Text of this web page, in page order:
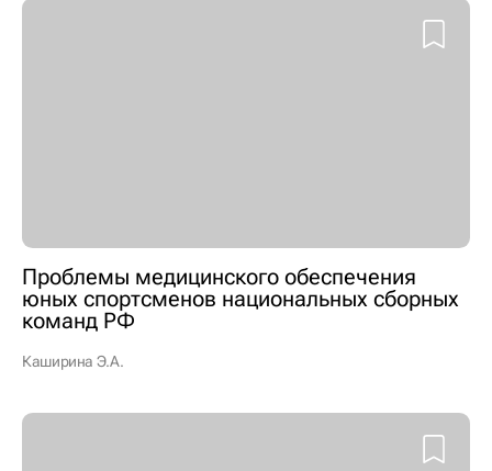
Проблемы медицинского обеспечения
юных спортсменов национальных сборных
команд РФ
Каширина Э.А.